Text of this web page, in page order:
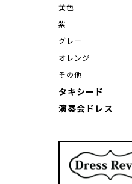
黄色
紫
グレー
オレンジ
その他
タキシード
演奏会ドレス